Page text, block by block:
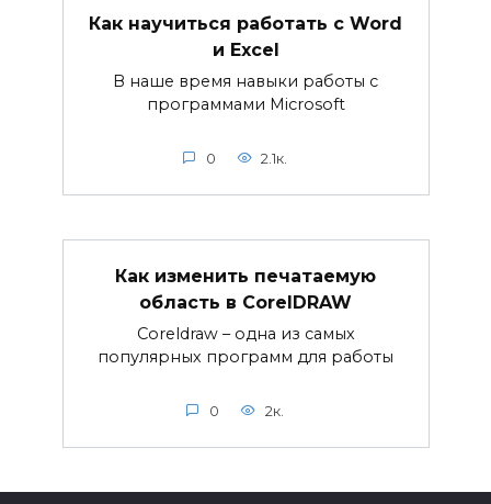
Как научиться работать с Word
и Excel
В наше время навыки работы с
программами Microsoft
0 2.1к.
Как изменить печатаемую
область в CorelDRAW
Coreldraw – одна из самых
популярных программ для работы
0 2к.